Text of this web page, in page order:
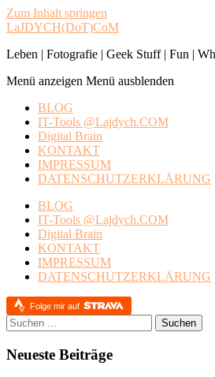
Zum Inhalt springen
LaJDYCH(DoT)CoM
Leben | Fotografie | Geek Stuff | Fun |
Menü anzeigen Menü ausblenden
BLOG
IT-Tools @Lajdych.COM
Digital Brain
KONTAKT
IMPRESSUM
DATENSCHUTZERKLÄRUNG
BLOG
IT-Tools @Lajdych.COM
Digital Brain
KONTAKT
IMPRESSUM
DATENSCHUTZERKLÄRUNG
Folge mir auf
Suchen
nach:
Neueste Beiträge